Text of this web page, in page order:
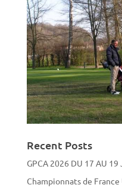
Recent Posts
GPCA 2026 DU 17 AU 19
Championnats de